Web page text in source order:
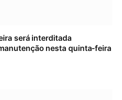
será interditada
nesta quinta-feira